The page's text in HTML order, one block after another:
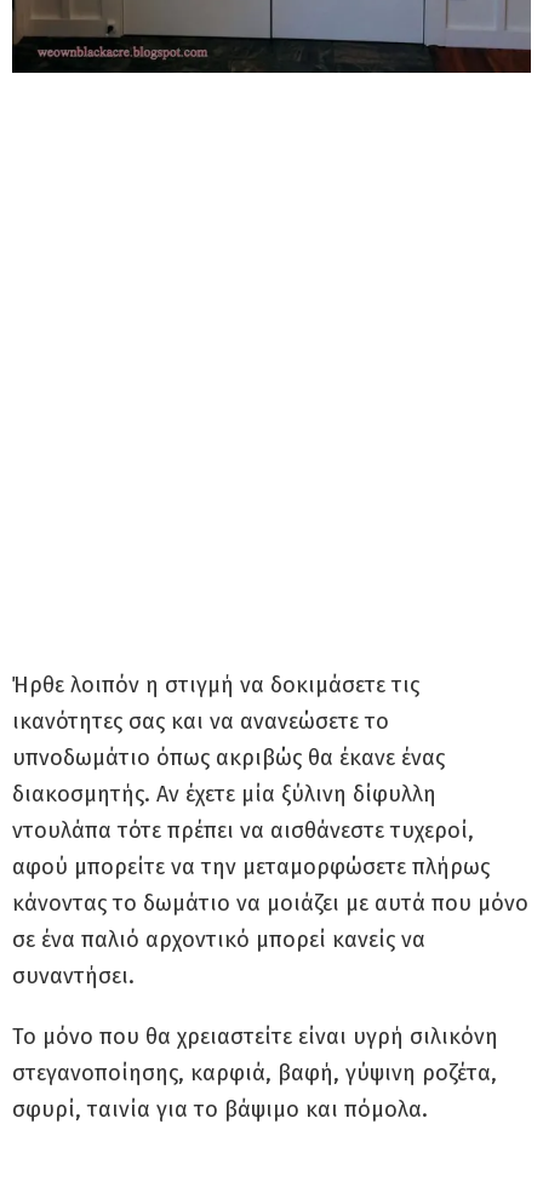
Ήρθε λοιπόν η στιγμή να δοκιμάσετε τις
ικανότητες σας και να ανανεώσετε το
υπνοδωμάτιο όπως ακριβώς θα έκανε ένας
διακοσμητής. Αν έχετε μία ξύλινη δίφυλλη
ντουλάπα τότε πρέπει να αισθάνεστε τυχεροί,
αφού μπορείτε να την μεταμορφώσετε πλήρως
κάνοντας το δωμάτιο να μοιάζει με αυτά που μόνο
σε ένα παλιό αρχοντικό μπορεί κανείς να
συναντήσει.
Το μόνο που θα χρειαστείτε είναι υγρή σιλικόνη
στεγανοποίησης, καρφιά, βαφή, γύψινη ροζέτα,
σφυρί, ταινία για το βάψιμο και πόμολα.